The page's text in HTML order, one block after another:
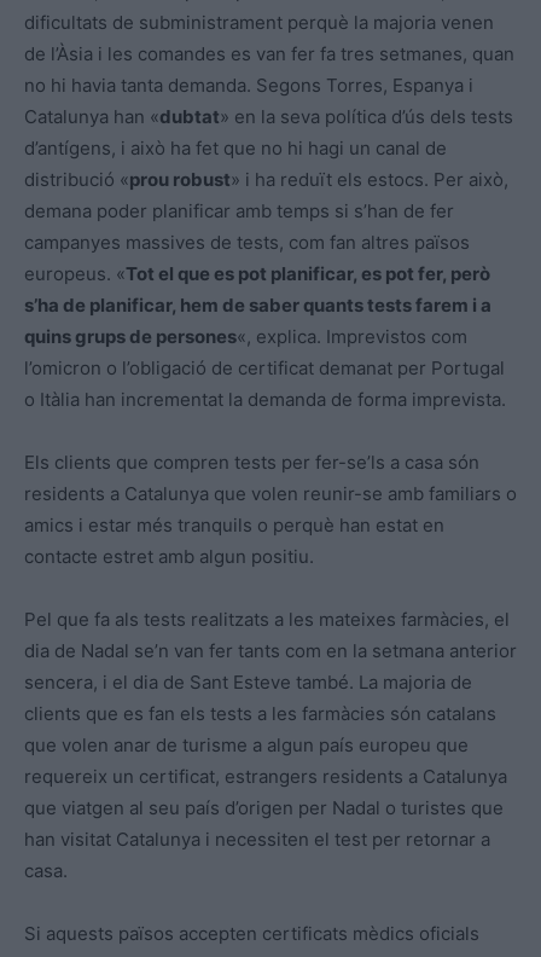
dificultats de subministrament perquè la majoria venen
de l’Àsia i les comandes es van fer fa tres setmanes, quan
no hi havia tanta demanda. Segons Torres, Espanya i
Catalunya han «dubtat» en la seva política d’ús dels tests
d’antígens, i això ha fet que no hi hagi un canal de
distribució «prou robust» i ha reduït els estocs. Per això,
demana poder planificar amb temps si s’han de fer
campanyes massives de tests, com fan altres països
europeus. «Tot el que es pot planificar, es pot fer, però
s’ha de planificar, hem de saber quants tests farem i a
quins grups de persones«, explica. Imprevistos com
l’omicron o l’obligació de certificat demanat per Portugal
o Itàlia han incrementat la demanda de forma imprevista.
Els clients que compren tests per fer-se’ls a casa són
residents a Catalunya que volen reunir-se amb familiars o
amics i estar més tranquils o perquè han estat en
contacte estret amb algun positiu.
Pel que fa als tests realitzats a les mateixes farmàcies, el
dia de Nadal se’n van fer tants com en la setmana anterior
sencera, i el dia de Sant Esteve també. La majoria de
clients que es fan els tests a les farmàcies són catalans
que volen anar de turisme a algun país europeu que
requereix un certificat, estrangers residents a Catalunya
que viatgen al seu país d’origen per Nadal o turistes que
han visitat Catalunya i necessiten el test per retornar a
casa.
Si aquests països accepten certificats mèdics oficials